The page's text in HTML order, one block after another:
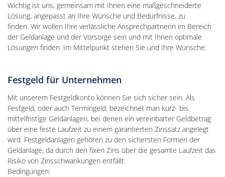
Wichtig ist uns, gemeinsam mit Ihnen eine maßgeschneiderte
Lösung, angepasst an Ihre Wünsche und Bedürfnisse, zu
finden. Wir wollen Ihre verlässliche Ansprechpartnerin im Bereich
der Geldanlage und der Vorsorge sein und mit Ihnen optimale
Lösungen finden. Im Mittelpunkt stehen Sie und Ihre Wünsche.
Festgeld für Unternehmen
Mit unserem Festgeldkonto können Sie sich sicher sein. Als
Festgeld, oder auch Termingeld, bezeichnet man kurz- bis
mittelfristige Geldanlagen, bei denen ein vereinbarter Geldbetrag
über eine feste Laufzeit zu einem garantierten Zinssatz angelegt
wird. Festgeldanlagen gehören zu den sichersten Formen der
Geldanlage, da durch den fixen Zins über die gesamte Laufzeit das
Risiko von Zinsschwankungen entfällt.
Bedingungen: